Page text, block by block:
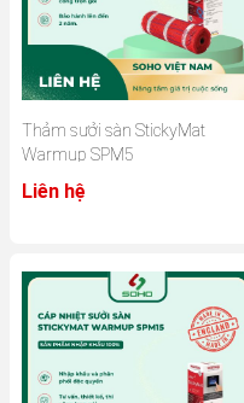
Thảm sưởi sàn StickyMat
Warmup SPM5
Liên hệ